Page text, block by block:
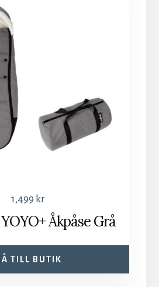
1,499 kr
Åkpåse Grå
TILL BUTIK